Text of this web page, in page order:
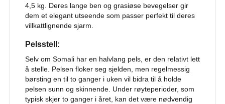
T
r
a
s
p
o
r
t
b
u
4,5 kg. Deres lange ben og grasiøse bevegelser gir
dem et elegant utseende som passer perfekt til deres
villkattlignende sjarm.
Pelsstell:
Selv om Somali har en halvlang pels, er den relativt lett
å stelle. Pelsen floker seg sjelden, men regelmessig
børsting en til to ganger i uken vil bidra til å holde
pelsen sunn og skinnende. Under røyteperioder, som
typisk skjer to ganger i året, kan det være nødvendig